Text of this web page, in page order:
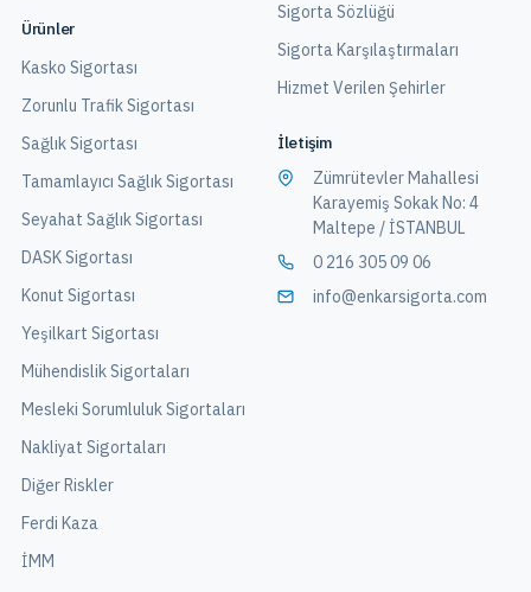
Ürünler
Kasko Sigortası
Zorunlu Trafik Sigortası
Sağlık Sigortası
Tamamlayıcı Sağlık Sigortası
Seyahat Sağlık Sigortası
DASK Sigortası
Konut Sigortası
Yeşilkart Sigortası
Mühendislik Sigortaları
Mesleki Sorumluluk Sigortaları
Nakliyat Sigortaları
Diğer Riskler
Ferdi Kaza
İMM
Sigorta Sözlüğü
Sigorta Karşılaştırmaları
Hizmet Verilen Şehirler
İletişim
Zümrütevler Mahallesi
Karayemiş Sokak No: 4
Maltepe / İSTANBUL
0 216 305 09 06
info@enkarsigorta.com